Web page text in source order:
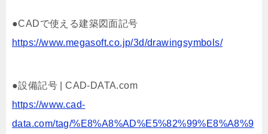
●CADで使える建築図面記号
https://www.megasoft.co.jp/3d/drawingsymbols/
●設備記号 | CAD-DATA.com
https://www.cad-
data.com/tag/%E8%A8%AD%E5%82%99%E8%A8%9